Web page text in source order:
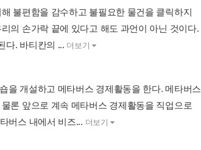
불편함을 감수하고 불필요한 물건을 클릭하지
의 손가락 끝에 있다고 해도 과언이 아닌 것이다.
다. 바티칸의 ... 더보기
을 개설하고 메타버스 경제활동을 한다. 메타버스
론 앞으로 계속 메타버스 경제활동을 직업으로
버스 내에서 비즈... 더보기